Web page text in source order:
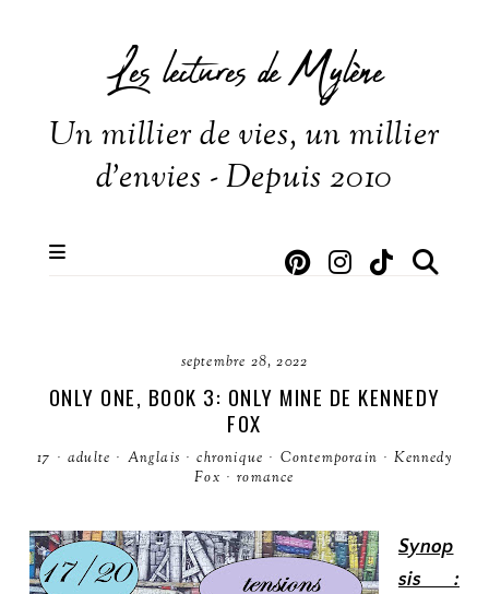
Les lectures de Mylène
Un millier de vies, un millier
d'envies - Depuis 2010
septembre 28, 2022
ONLY ONE, BOOK 3: ONLY MINE DE KENNEDY
FOX
17 · adulte · Anglais · chronique · Contemporain · Kennedy
Fox · romance
Synop
sis :